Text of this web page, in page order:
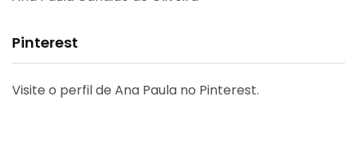
Pinterest
Visite o perfil de Ana Paula no Pinterest.